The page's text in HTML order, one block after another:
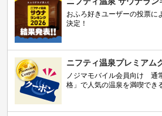
おふろ好きユーザーの投票に
決定！
ニフティ温泉プレミアム
ノジマモバイル会員向け 通
格」で人気の温泉を満喫でき